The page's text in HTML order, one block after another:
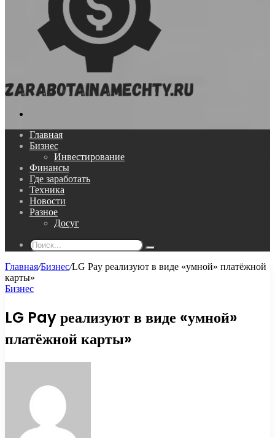
Главная
Бизнес
Инвестирование
Финансы
Где заработать
Техника
Новости
Разное
Досуг
Поиск...
Главная/Бизнес/LG Pay реализуют в виде «умной» платёжной
карты»
Бизнес
LG Pay реализуют в виде «умной»
платёжной карты»